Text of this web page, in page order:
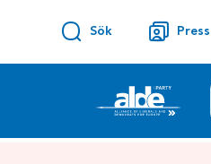
Sök Press